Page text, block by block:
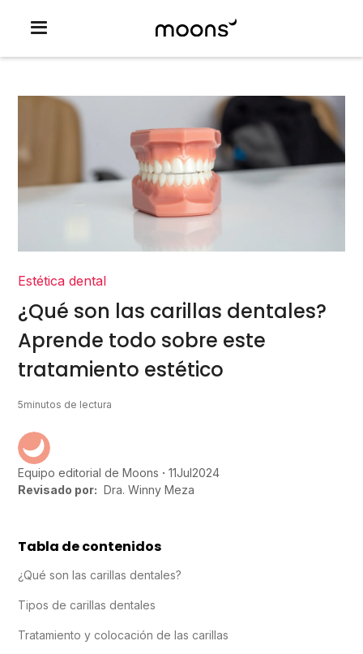
Estética dental
¿Qué son las carillas dentales?
Aprende todo sobre este
tratamiento estético
5minutos de lectura
Equipo editorial de Moons 11Jul2024
Revisado por: Dra. Winny Meza
Tabla de contenidos
¿Qué son las carillas dentales?
Tipos de carillas dentales
Tratamiento y colocación de las carillas